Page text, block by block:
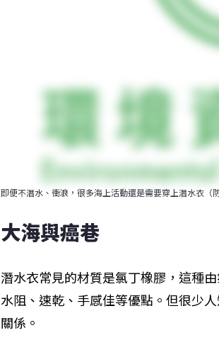
即便不潛水、衝浪，很多海上活動還是需要穿上潛水衣
大海與癌巷
潛水衣常見的材質是氯丁橡膠，這種
水阻、速乾、手感佳等優點。但很少
關係。